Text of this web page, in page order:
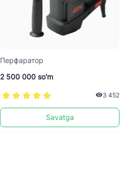
Перфаратор
2 500 000 so'm
3 452
Savatga